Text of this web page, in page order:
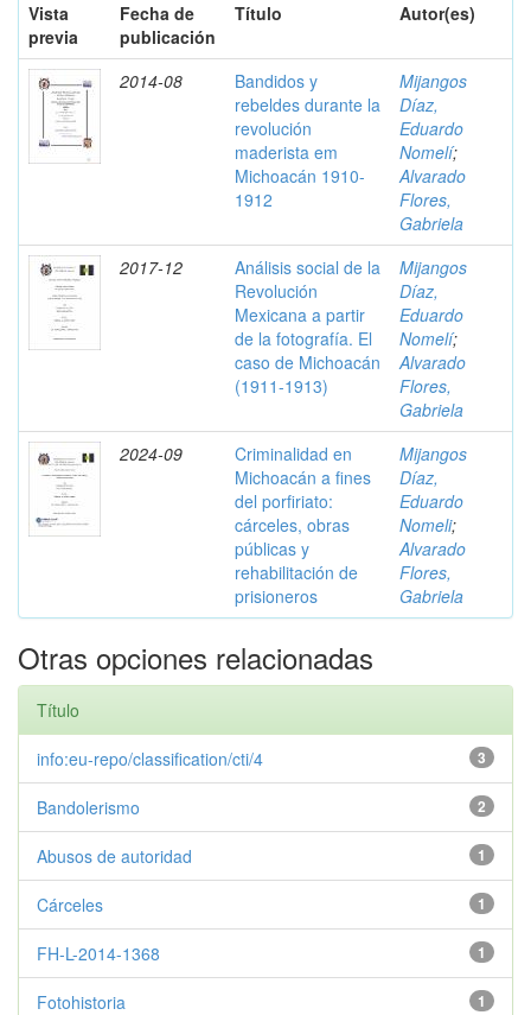
Vista
previa
Fecha de
publicación
Título Autor(es)
2014-08
Bandidos y
rebeldes durante la
revolución
maderista em
Michoacán 1910-
1912
Mijangos
Díaz,
Eduardo
Nomelí;
Alvarado
Flores,
Gabriela
2017-12
Análisis social de la
Revolución
Mexicana a partir
de la fotografía. El
caso de Michoacán
(1911-1913)
Mijangos
Díaz,
Eduardo
Nomelí;
Alvarado
Flores,
Gabriela
2024-09
Criminalidad en
Michoacán a fines
del porfiriato:
cárceles, obras
públicas y
rehabilitación de
prisioneros
Mijangos
Díaz,
Eduardo
Nomeli;
Alvarado
Flores,
Gabriela
Otras opciones relacionadas
Título
3
info:eu-repo/classification/cti/4
2
Bandolerismo
1
Abusos de autoridad
1
Cárceles
1
FH-L-2014-1368
1
Fotohistoria